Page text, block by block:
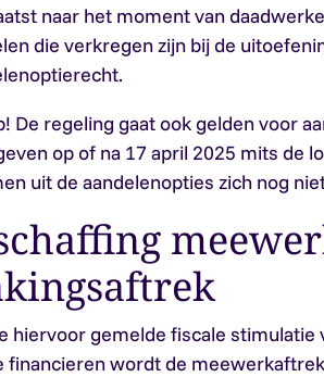
naar het moment van
die verkregen zijn bij de
De regeling gaat ook gelden voor
op of na 17 april 2025 mits de
uit de aandelenopties zich nog
hiervoor gemelde fiscale stimulatie
financieren wordt de